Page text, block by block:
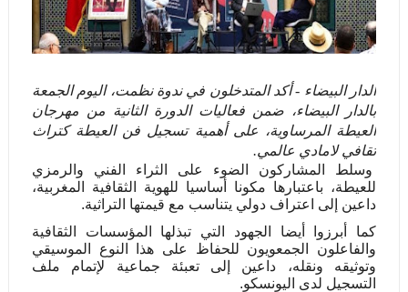
الدار البيضاء - أكد المتدخلون في ندوة نظمت، اليوم الجمعة
بالدار البيضاء، ضمن فعاليات الدورة الثانية من مهرجان
العيطة المرساوية، على أهمية تسجيل فن العيطة كتراث
ثقافي لامادي عالمي.
وسلط المشاركون الضوء على الثراء الفني والرمزي
للعيطة، باعتبارها مكونا أساسيا للهوية الثقافية المغربية،
داعين إلى اعتراف دولي يتناسب مع قيمتها التراثية.
كما أبرزوا أيضا الجهود التي تبذلها المؤسسات الثقافية
والفاعلون الجمعويون للحفاظ على هذا النوع الموسيقي
وتوثيقه ونقله، داعين إلى تعبئة جماعية لإتمام ملف
التسجيل لدى اليونسكو.